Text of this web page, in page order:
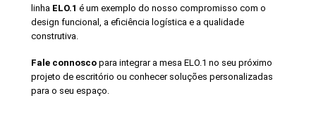
linha ELO.1 é um exemplo do nosso compromisso com o
design funcional, a eficiência logística e a qualidade
construtiva.
Fale connoscopara integrar a mesa ELO.1 no seu próximo
projeto de escritório ou conhecer soluções personalizadas
para o seu espaço.